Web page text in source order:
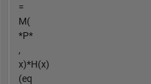
=
M(
*P*
,
x)*H(x)
(eq